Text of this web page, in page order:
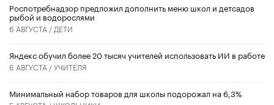
Роспотребнадзор предложил дополнить меню школ и детсадов
рыбой и водорослями
6 АВГУСТА / ДЕТИ
​Яндекс обучил более 20 тысяч учителей использовать ИИ в работе
6 АВГУСТА /УЧИТЕЛЯ
Минимальный набор товаров для школы подорожал на 6,3%